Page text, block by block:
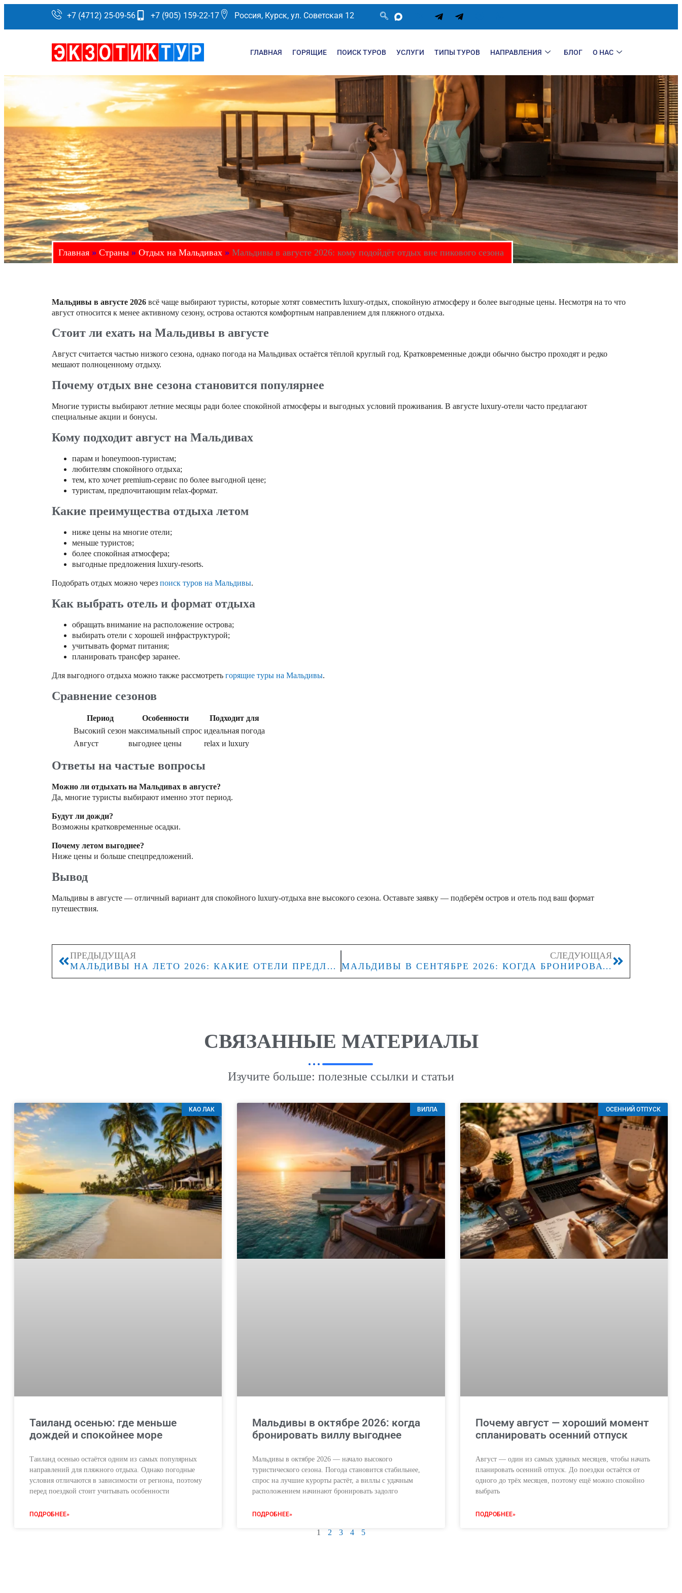
+7 (4712) 25-09-56 +7 (905) 159-22-17 Россия, Курск, ул. Советская 12
ГЛАВНАЯ ГОРЯЩИЕ ПОИСК ТУРОВ УСЛУГИ ТИПЫ ТУРОВ НАПРАВЛЕНИЯ БЛОГ О НАС
Главная » Страны » Отдых на Мальдивах » Мальдивы в августе 2026: кому подойдёт отдых вне пикового сезона
Мальдивы в августе 2026 всё чаще выбирают туристы, которые хотят совместить luxury-отдых, спокойную атмосферу и более выгодные цены. Несмотря на то что
август относится к менее активному сезону, острова остаются комфортным направлением для пляжного отдыха.
Стоит ли ехать на Мальдивы в августе
Август считается частью низкого сезона, однако погода на Мальдивах остаётся тёплой круглый год. Кратковременные дожди обычно быстро проходят и редко
мешают полноценному отдыху.
Почему отдых вне сезона становится популярнее
Многие туристы выбирают летние месяцы ради более спокойной атмосферы и выгодных условий проживания. В августе luxury-отели часто предлагают
специальные акции и бонусы.
Кому подходит август на Мальдивах
парам и honeymoon-туристам;
любителям спокойного отдыха;
тем, кто хочет premium-сервис по более выгодной цене;
туристам, предпочитающим relax-формат.
Какие преимущества отдыха летом
ниже цены на многие отели;
меньше туристов;
более спокойная атмосфера;
выгодные предложения luxury-resorts.
Подобрать отдых можно через поиск туров на Мальдивы.
Как выбрать отель и формат отдыха
обращать внимание на расположение острова;
выбирать отели с хорошей инфраструктурой;
учитывать формат питания;
планировать трансфер заранее.
Для выгодного отдыха можно также рассмотреть горящие туры на Мальдивы.
Сравнение сезонов
Период Особенности
Подходит для
Высокий сезон максимальный спрос идеальная погода
Август
выгоднее цены relax и luxury
Ответы на частые вопросы
Можно ли отдыхать на Мальдивах в августе?
Да, многие туристы выбирают именно этот период.
Будут ли дожди?
Возможны кратковременные осадки.
Почему летом выгоднее?
Ниже цены и больше спецпредложений.
Вывод
Мальдивы в августе — отличный вариант для спокойного luxury-отдыха вне высокого сезона. Оставьте заявку — подберём остров и отель под ваш формат
путешествия.
ПРЕДЫДУЩАЯ
МАЛЬДИВЫ НА ЛЕТО 2026: КАКИЕ ОТЕЛИ ПРЕДЛАГАЮТ ЛУЧШИЕ УСЛОВИЯ
СЛЕДУЮЩАЯ
МАЛЬДИВЫ В СЕНТЯБРЕ 2026: КОГДА БРОНИРОВАТЬ, ЧТОБЫ СЭКОНОМИТЬ НА ВИЛЛАХ
СВЯЗАННЫЕ МАТЕРИАЛЫ
Изучите больше: полезные ссылки и статьи
КАО ЛАК
Таиланд осенью: где меньше
дождей и спокойнее море
Таиланд осенью остаётся одним из самых популярных
направлений для пляжного отдыха. Однако погодные
условия отличаются в зависимости от региона, поэтому
перед поездкой стоит учитывать особенности
ПОДРОБНЕЕ»
ВИЛЛА
Мальдивы в октябре 2026: когда
бронировать виллу выгоднее
Мальдивы в октябре 2026 — начало высокого
туристического сезона. Погода становится стабильнее,
спрос на лучшие курорты растёт, а виллы с удачным
расположением начинают бронировать задолго
ПОДРОБНЕЕ»
ОСЕННИЙ ОТПУСК
Почему август — хороший момент
спланировать осенний отпуск
Август — один из самых удачных месяцев, чтобы начать
планировать осенний отпуск. До поездки остаётся от
одного до трёх месяцев, поэтому ещё можно спокойно
выбрать
ПОДРОБНЕЕ»
1 2 3 4 5